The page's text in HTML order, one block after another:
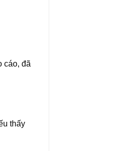
cáo, đã
thấy